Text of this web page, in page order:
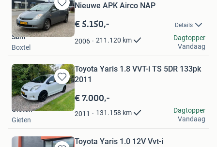
Bewaren
Mijn
Favorieten
Nieuwe APK Airco NAP
€ 5.150,- Details
2006 211.120 km
Sam
Boxtel
Dagtopper
Vandaag
Bewaren
in
Mijn
Favorieten
Toyota Yaris 1.8 VVT-i TS 5DR 133pk
2011
€ 7.000,-
2011 131.158 km
Gieten
Gieten
Dagtopper
Vandaag
Toyota Yaris 1.0 12V Vvt-i